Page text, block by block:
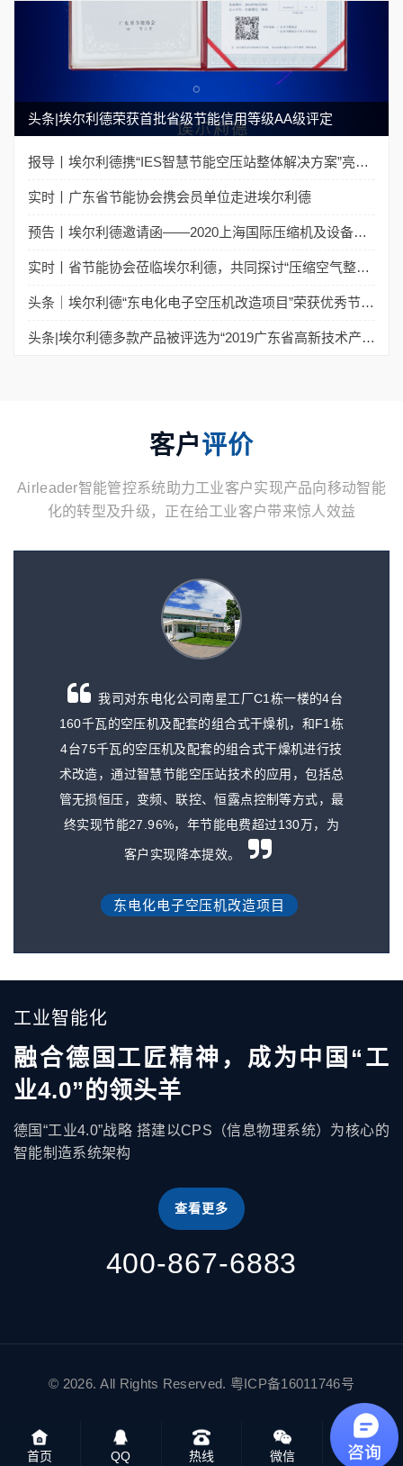
头条|埃尔利德荣获首批省级节能信用等级AA级评定
报导丨埃尔利德携“IES智慧节能空压站整体解决方案”亮相上海国际压缩机展
实时丨广东省节能协会携会员单位走进埃尔利德
预告丨埃尔利德邀请函——2020上海国际压缩机及设备展览会（ComVac ASIA 2020）
实时丨省节能协会莅临埃尔利德，共同探讨“压缩空气整站节能新风向”
头条｜埃尔利德“东电化电子空压机改造项目”荣获优秀节能技术应用示范项目奖
头条|埃尔利德多款产品被评选为“2019广东省高新技术产品”
客户评价
Airleader智能管控系统助力工业客户实现产品向移动智能
化的转型及升级，正在给工业客户带来惊人效益
我司对东电化公司南星工厂C1栋一楼的4台
160千瓦的空压机及配套的组合式干燥机，和F1栋
4台75千瓦的空压机及配套的组合式干燥机进行技
术改造，通过智慧节能空压站技术的应用，包括总
管无损恒压，变频、联控、恒露点控制等方式，最
终实现节能27.96%，年节能电费超过130万，为
客户实现降本提效。
东电化电子空压机改造项目
工业智能化
融合德国工匠精神，成为中国“工
业4.0”的领头羊
德国“工业4.0”战略 搭建以CPS（信息物理系统）为核心的
智能制造系统架构
查看更多
400-867-6883
© 2026. All Rights Reserved. 粤ICP备16011746号
首页 QQ 热线 微信 关于